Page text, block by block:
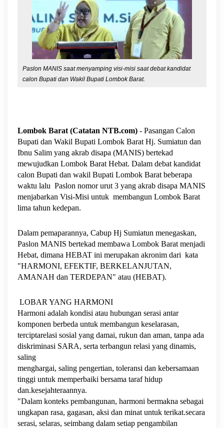
Paslon MANIS saat menyamping visi-misi saat debat kandidat
calon Bupati dan Wakil Bupati Lombok Barat.
Lombok Barat (Catatan NTB.com) - Pasangan Calon
Bupati dan Wakil Bupati Lombok Barat Hj. Sumiatun dan
Ibnu Salim yang akrab disapa (MANIS) bertekad
mewujudkan Lombok Barat Hebat. Dalam debat kandidat
calon Bupati dan wakil Bupati Lombok Barat beberapa
waktu lalu Paslon nomor urut 3 yang akrab disapa MANIS
menjabarkan Visi-Misi untuk membangun Lombok Barat
lima tahun kedepan.
Dalam pemaparannya, Cabup Hj Sumiatun menegaskan,
Paslon MANIS bertekad membawa Lombok Barat menjadi
Hebat, dimana HEBAT ini merupakan akronim dari kata
"HARMONI, EFEKTIF, BERKELANJUTAN,
AMANAH dan TERDEPAN" atau (HEBAT).
LOBAR YANG HARMONI
Harmoni adalah kondisi atau hubungan serasi antar
komponen berbeda untuk membangun keselarasan,
terciptarelasi sosial yang damai, rukun dan aman, tanpa ada
diskriminasi SARA, serta terbangun relasi yang dinamis,
saling
menghargai, saling pengertian, toleransi dan kebersamaan
tinggi untuk memperbaiki bersama taraf hidup
dan.kesejahteraannya.
"Dalam konteks pembangunan, harmoni bermakna sebagai
ungkapan rasa, gagasan, aksi dan minat untuk terikat.secara
serasi, selaras, seimbang dalam setiap pengambilan